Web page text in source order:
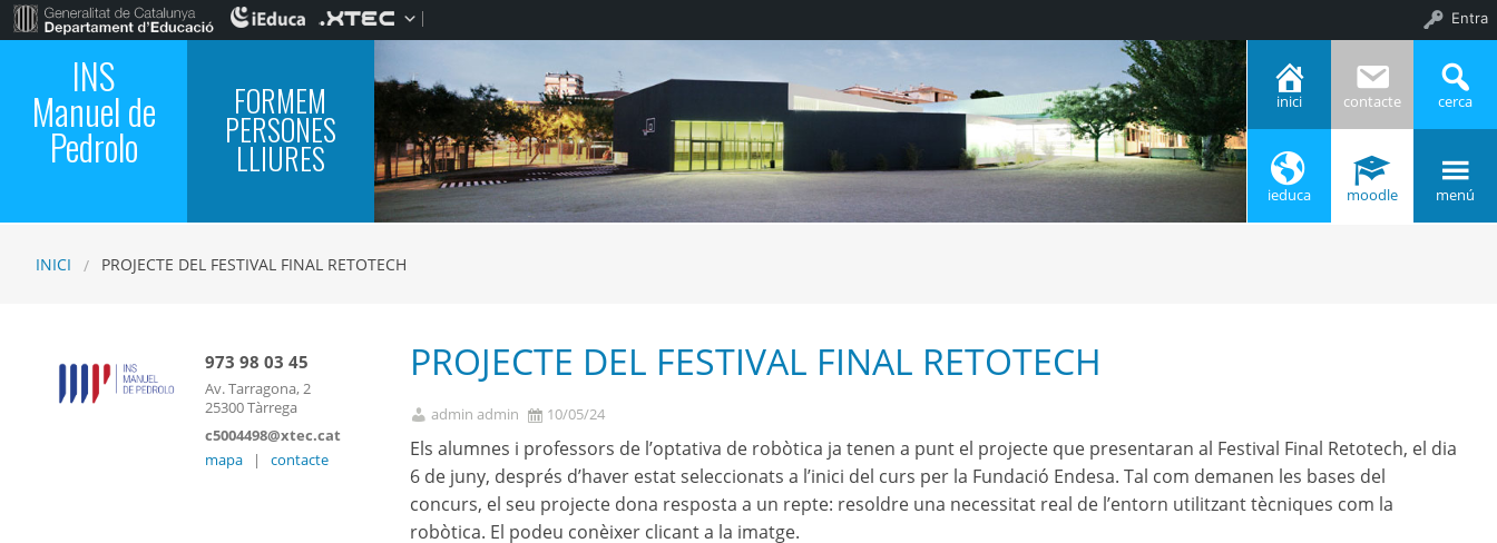
INS
Manuel de
Pedrolo
FORMEM
PERSONES
LLIURES
inici contacte cerca
ieduca moodle menú
INICI PROJECTE DEL FESTIVAL FINAL RETOTECH
PROJECTE DEL FESTIVAL FINAL RETOTECH
admin admin 10/05/24
Els alumnes i professors de l’optativa de robòtica ja tenen a punt el projecte que presentaran al Festival Final Retotech, el dia
6 de juny, després d’haver estat seleccionats a l’inici del curs per la Fundació Endesa. Tal com demanen les bases del
concurs, el seu projecte dona resposta a un repte: resoldre una necessitat real de l’entorn utilitzant tècniques com la
robòtica. El podeu conèixer clicant a la imatge.
973 98 03 45
Av. Tarragona, 2
25300 Tàrrega
c5004498@xtec.cat
mapa
| contacte
Entra